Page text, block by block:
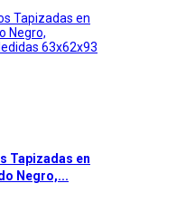
Tapizadas en
Negro,...